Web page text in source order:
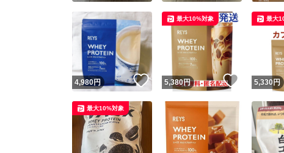
4,980円 いいね！
5,380円 いいね！
最大10%対象
5,330円
最大
最大10%対象